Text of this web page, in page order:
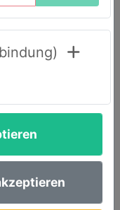
den Reiter
Adresse
E-Mail mit
Passwort
Ihr Account